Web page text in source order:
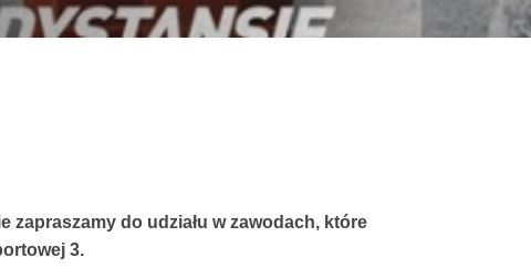
zapraszamy do udziału w zawodach, które
3.